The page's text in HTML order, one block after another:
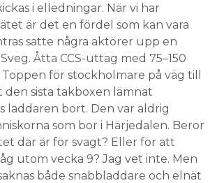
i elledningar. När vi har
är det en fördel som kan vara
satte några aktörer upp en
Åtta CCS-uttag med 75–150
för stockholmare på väg till
den sista takboxen lämnat
laddaren bort. Den var aldrig
som bor i Härjedalen. Beror
där är för svagt? Eller för att
utom vecka 9? Jag vet inte. Men
både snabbladdare och elnät